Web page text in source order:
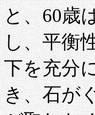
と、60歳
し、平衡
下を充分
き、石が